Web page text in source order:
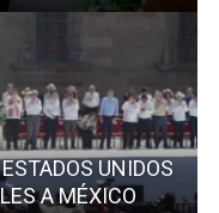
UNIDOS
A MÉXICO